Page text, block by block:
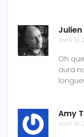
Julien
avril 10
Oh
aura
Amy
avril 10